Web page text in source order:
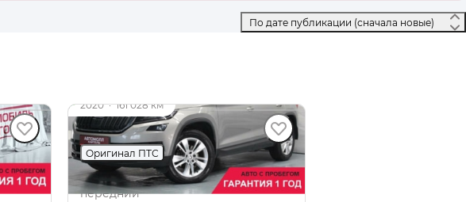
2020·161 028 км
SKODA Kodiaq
Оригинал ПТС
1.4 л (150 л.с.), Робот, бензин,
передний